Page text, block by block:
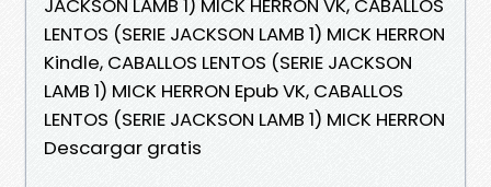
JACKSON LAMB 1) MICK HERRON VK, CABALLOS
LENTOS (SERIE JACKSON LAMB 1) MICK HERRON
Kindle, CABALLOS LENTOS (SERIE JACKSON
LAMB 1) MICK HERRON Epub VK, CABALLOS
LENTOS (SERIE JACKSON LAMB 1) MICK HERRON
Descargar gratis